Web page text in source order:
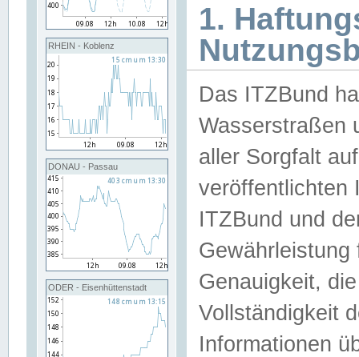
RHEIN - Koblenz
DONAU - Passau
ODER - Eisenhüttenstadt
1.
Das ITZBund
Wasserstraßen
aller Sorgfalt
veröffentlichten
ITZBund und
Genauigkeit,
Vollständigkeit
Informationen